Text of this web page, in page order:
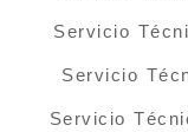
Servicio
Servicio
Servicio